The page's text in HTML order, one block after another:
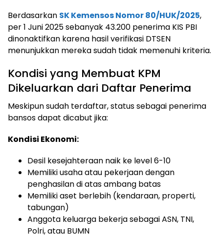
Berdasarkan SK Kemensos Nomor 80/HUK/2025,
per 1 Juni 2025 sebanyak 43.200 penerima KIS PBI
dinonaktifkan karena hasil verifikasi DTSEN
menunjukkan mereka sudah tidak memenuhi kriteria.
Kondisi yang Membuat KPM
Dikeluarkan dari Daftar Penerima
Meskipun sudah terdaftar, status sebagai penerima
bansos dapat dicabut jika:
Kondisi Ekonomi:
Desil kesejahteraan naik ke level 6-10
Memiliki usaha atau pekerjaan dengan
penghasilan di atas ambang batas
Memiliki aset berlebih (kendaraan, properti,
tabungan)
Anggota keluarga bekerja sebagai ASN, TNI,
Polri, atau BUMN